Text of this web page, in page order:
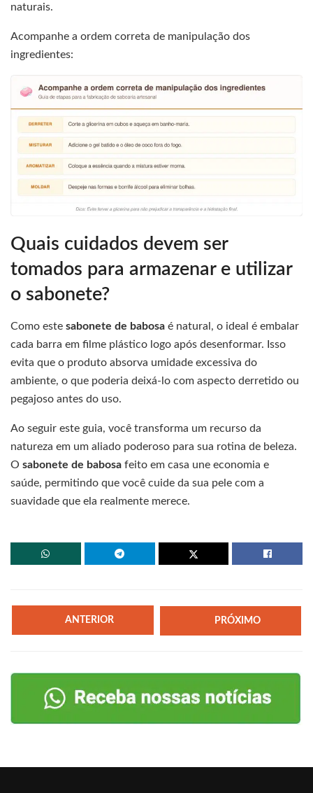
naturais.
Acompanhe a ordem correta de manipulação dos
ingredientes:
Quais cuidados devem ser
tomados para armazenar e utilizar
o sabonete?
Como este sabonete de babosa é natural, o ideal é embalar
cada barra em filme plástico logo após desenformar. Isso
evita que o produto absorva umidade excessiva do
ambiente, o que poderia deixá-lo com aspecto derretido ou
pegajoso antes do uso.
Ao seguir este guia, você transforma um recurso da
natureza em um aliado poderoso para sua rotina de beleza.
O sabonete de babosa feito em casa une economia e
saúde, permitindo que você cuide da sua pele com a
suavidade que ela realmente merece.
ANTERIOR PRÓXIMO